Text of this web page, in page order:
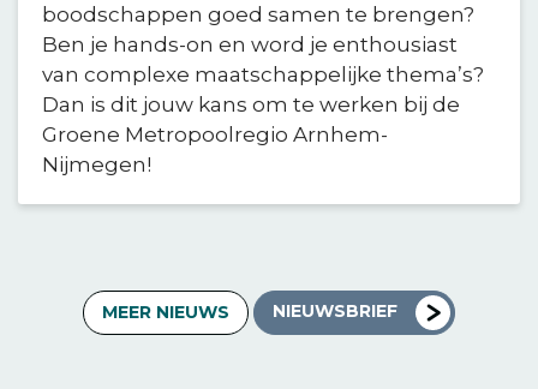
boodschappen goed samen te brengen?
Ben je hands-on en word je enthousiast
van complexe maatschappelijke thema’s?
Dan is dit jouw kans om te werken bij de
Groene Metropoolregio Arnhem-
Nijmegen!
MEER NIEUWS NIEUWSBRIEF